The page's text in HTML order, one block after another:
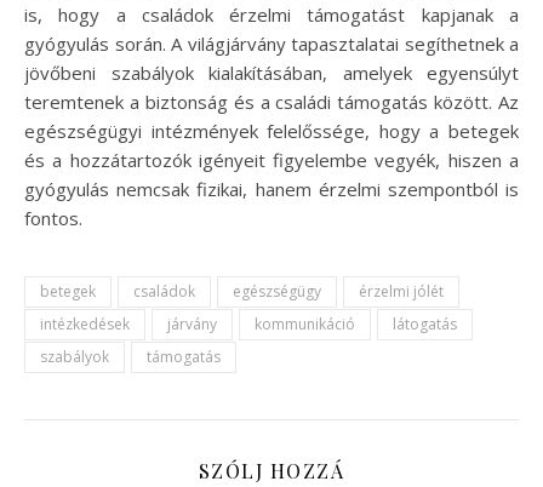
is, hogy a családok érzelmi támogatást kapjanak a
gyógyulás során. A világjárvány tapasztalatai segíthetnek a
jövőbeni szabályok kialakításában, amelyek egyensúlyt
teremtenek a biztonság és a családi támogatás között. Az
egészségügyi intézmények felelőssége, hogy a betegek
és a hozzátartozók igényeit figyelembe vegyék, hiszen a
gyógyulás nemcsak fizikai, hanem érzelmi szempontból is
fontos.
betegek családok egészségügy
érzelmi jólét
intézkedések
járvány kommunikáció
látogatás
szabályok
támogatás
SZÓLJ HOZZÁ